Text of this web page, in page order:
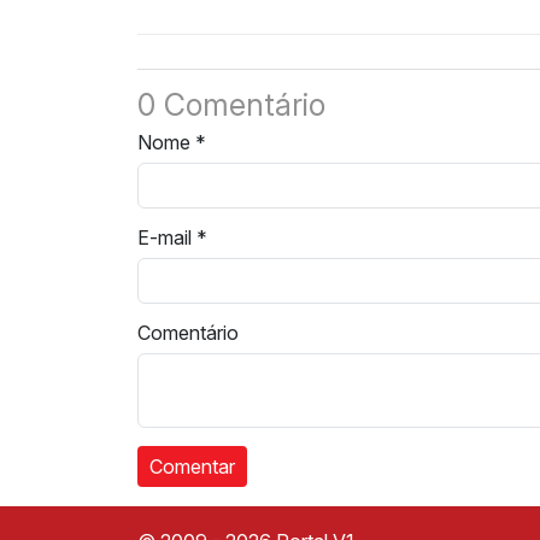
0 Comentário
Nome *
E-mail *
Comentário